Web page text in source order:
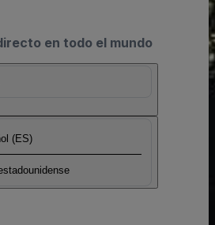
en todo el mundo
(ES)